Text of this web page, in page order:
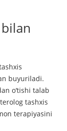
buyuriladi.
o‘tishi talab
tashxis
terapiyasini